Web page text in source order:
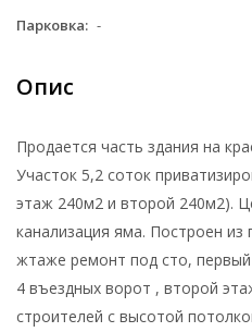
Парковка: -
Опис
Продается часть здания на
Участок 5,2 соток
этаж 240м2 и второй 240м2).
канализация яма. Построен из
жтаже ремонт под сто,
4 въездных ворот , второй
строителей с высотой